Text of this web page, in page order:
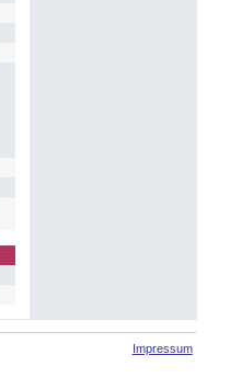
Impressum